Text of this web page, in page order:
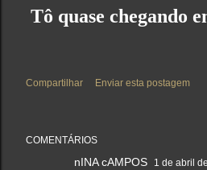
Tô quase chegando
Compartilhar Enviar esta postagem
COMENTÁRIOS
nINA cAMPOS 1 de abril